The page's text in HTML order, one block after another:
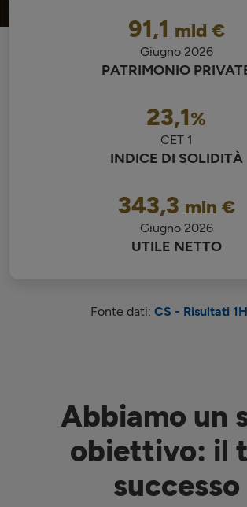
91,1 mld €
Giugno 2026
PATRIMONIO
23,1%
CET 1
INDICE DI SOLIDITÀ
343,3 mln €
Giugno 2026
UTILE NETTO
Fonte dati: CS - Risultati
Abbiamo un
obiettivo: il
successo